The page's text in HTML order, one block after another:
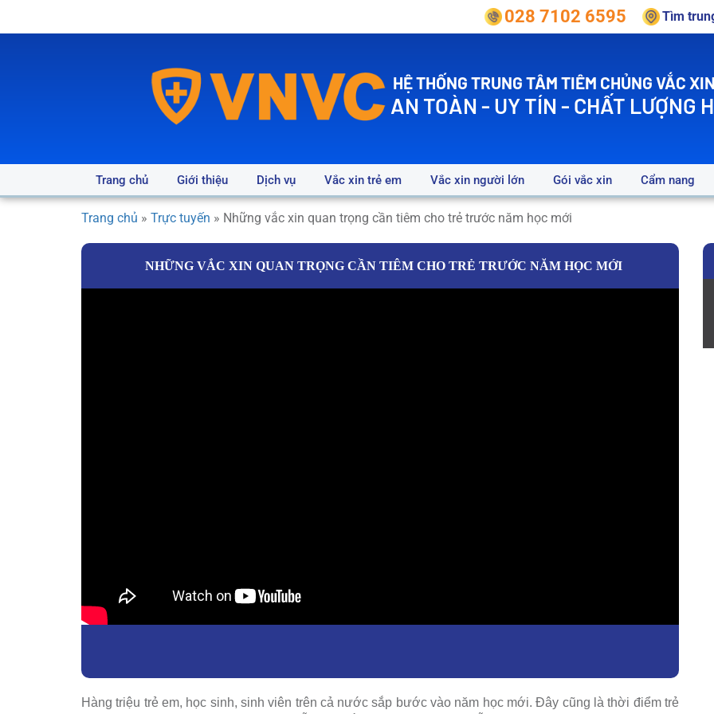
028 7102 6595 Tìm
HỆ THỐNG TRUNG TÂM TIÊM CHỦNG VẮC
AN TOÀN - UY TÍN - CHẤT LƯỢNG
Trang chủ Giới thiệu Dịch vụ Vắc xin trẻ em Vắc xin người lớn Gói vắc xin Cẩm nang
Trang chủ » Trực tuyến » Những vắc xin quan trọng cần tiêm cho trẻ trước năm học mới
NHỮNG VẮC XIN QUAN TRỌNG CẦN TIÊM CHO TRẺ TRƯỚC NĂM HỌC MỚI
Hàng triệu trẻ em, học sinh, sinh viên trên cả nước sắp bước vào năm học mới. Đây cũng là thời điểm trẻ